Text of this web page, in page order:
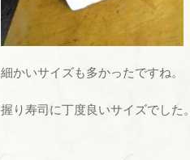
細かいサイズも多かったですね。
握り寿司に丁度良いサイズでした。